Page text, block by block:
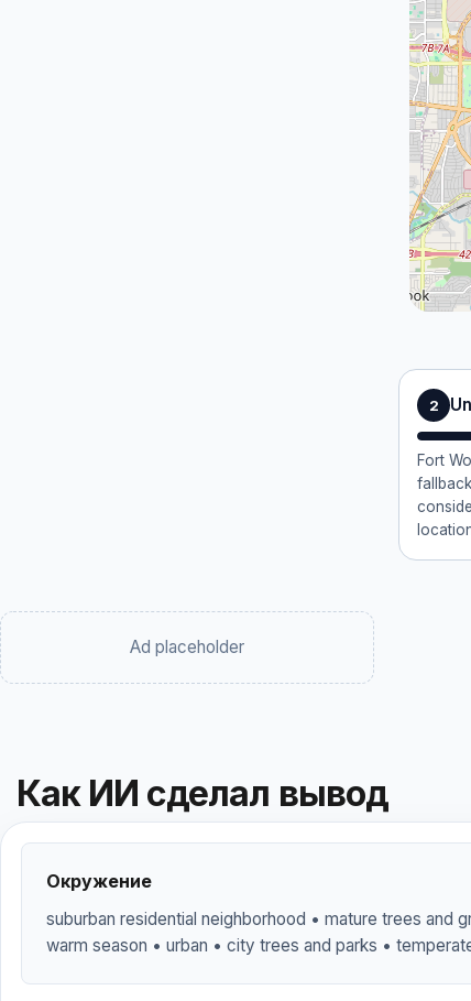
2
Fort
Ad placeholder
Как ИИ сделал вывод
Окружение
suburban residential neighborhood • mature trees and
warm season • urban • city trees and parks •